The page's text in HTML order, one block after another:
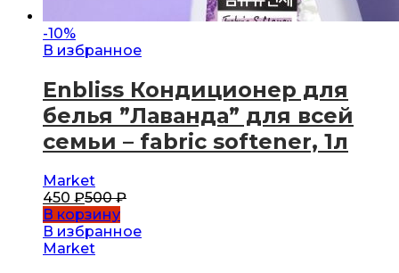
-10%
В избранное
Enbliss Кондиционер для
белья ”Лаванда” для всей
семьи – fabric softener, 1л
Market
450 ₽500₽
В корзину
В избранное
Market